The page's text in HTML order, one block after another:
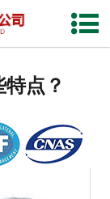
首页
中心
点？